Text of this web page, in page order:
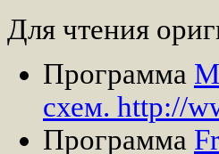
Для чтения
Программа
схем. http://
Программа